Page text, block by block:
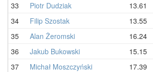
33 Piotr Dudziak 13.61
34 Filip Szostak 13.55
35 Alan Żeromski 16.24
36 Jakub Bukowski 15.15
37 Michał Moszczyński 17.39